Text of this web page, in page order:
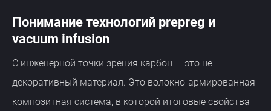
Понимание технологий prepreg и
vacuum infusion
С инженерной точки зрения карбон — это не
декоративный материал. Это волокно-армированная
композитная система, в которой итоговые свойства